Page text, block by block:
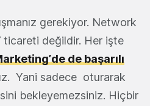
gerekiyor. Network
ticareti değildir. Her işte
de başarılı
Yani sadece oturarak
bekleyemezsiniz. Hiçbir